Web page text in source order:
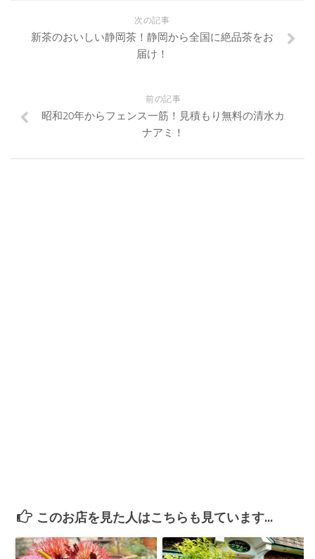
次の記事
新茶のおいしい静岡茶！静岡から全国に絶品茶をお
届け！
前の記事
昭和20年からフェンス一筋！見積もり無料の清水カ
ナアミ！
このお店を見た人はこちらも見ています...